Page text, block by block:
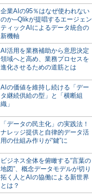
企業AIの95％はなぜ使われない
のか─Qlikが提唱するエージェン
ティックAIによるデータ統合の
新機軸
AI活用を業務補助から意思決定
領域へと高め、業務プロセスを
進化させるための道筋とは
AIの価値を維持し続ける「デー
タ継続供給の型」と「横断組
織」
「データの民主化」の実践法！
ナレッジ提供と自律的データ活
用の仕組み作りが“鍵”に
ビジネス全体を俯瞰する“言葉の
地図”、概念データモデルが切り
拓く人とAIの協働による新世界
とは？